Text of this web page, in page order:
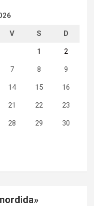
V S D
1 2
7 8 9
14 15 16
21 22 23
28 29 30